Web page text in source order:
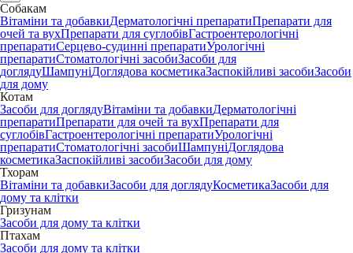
Собакам
Вітаміни та добавкиДерматологічні препаратиПрепарати для
очей та вухПрепарати для суглобівГастроентерологічні
препаратиСерцево-судинні препаратиУрологічні
препаратиСтоматологічні засобиЗасоби для
доглядуШампуніДоглядова косметикаЗаспокійливі засобиЗасоби
для дому
Котам
Засоби для доглядуВітаміни та добавкиДерматологічні
препаратиПрепарати для очей та вухПрепарати для
суглобівГастроентерологічні препаратиУрологічні
препаратиСтоматологічні засобиШампуніДоглядова
косметикаЗаспокійливі засобиЗасоби для дому
Тхорам
Вітаміни та добавкиЗасоби для доглядуКосметикаЗасоби для
дому та клітки
Гризунам
Засоби для дому та клітки
Птахам
Засоби для дому та клітки